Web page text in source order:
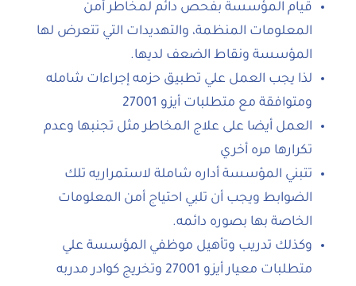
قيام المؤسسة بفحص دائم لمخاطر أمن
المعلومات المنظمة، والتهديدات التي تتعرض لها
المؤسسة ونقاط الضعف لديها.
لذا يجب العمل علي تطبيق حزمه إجراءات شامله
ومتوافقة مع متطلبات أيزو 27001
العمل أيضا على علاج المخاطر مثل تجنبها وعدم
تكرارها مره أخري
تتبني المؤسسة أداره شاملة لاستمراريه تلك
الضوابط ويجب أن تلبي احتياج أمن المعلومات
الخاصة بها بصوره دائمه.
وكذلك تدريب وتأهيل موظفي المؤسسة علي
متطلبات معيار أيزو 27001 وتخريج كوادر مدربه